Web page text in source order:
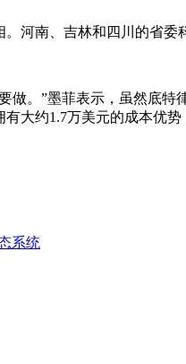
、吉林和四川的省委科
墨菲表示，虽然底特律
约1.7万美元的成本优
系统